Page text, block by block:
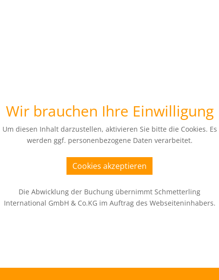
Wir brauchen Ihre Einwilligung
Um diesen Inhalt darzustellen, aktivieren Sie bitte die Cookies. Es
werden ggf. personenbezogene Daten verarbeitet.
Cookies akzeptieren
Die Abwicklung der Buchung übernimmt Schmetterling
International GmbH & Co.KG im Auftrag des Webseiteninhabers.